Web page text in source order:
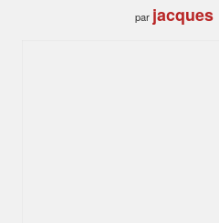
par jacques